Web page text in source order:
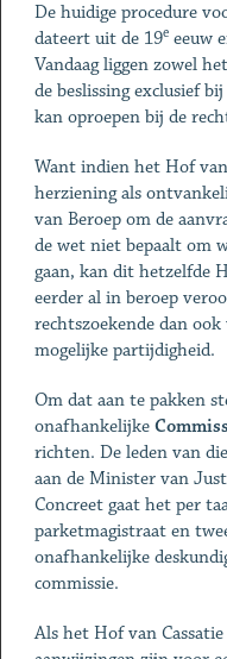
De huidige procedure
dateert uit de 19eeeuw
Vandaag liggen zowel
de beslissing exclusief
kan oproepen bij de
Want indien het Hof
herziening als
van Beroep om de
de wet niet bepaalt om
gaan, kan dit hetzelfde
eerder al in beroep
rechtszoekende dan
mogelijke partijdigheid.
Om dat aan te pakken
onafhankelijke
richten. De leden van
aan de Minister van
Concreet gaat het per
parketmagistraat en
onafhankelijke
commissie.
Als het Hof van